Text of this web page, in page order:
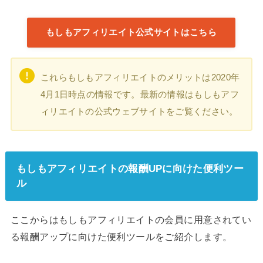
もしもアフィリエイト公式サイトはこちら
これらもしもアフィリエイトのメリットは2020年
4月1日時点の情報です。最新の情報はもしもアフ
ィリエイトの公式ウェブサイトをご覧ください。
もしもアフィリエイトの報酬UPに向けた便利ツー
ル
ここからはもしもアフィリエイトの会員に用意されてい
る報酬アップに向けた便利ツールをご紹介します。